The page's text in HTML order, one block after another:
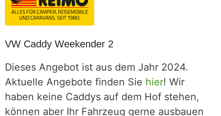
VW Caddy Weekender 2
Dieses Angebot ist aus dem Jahr 2024.
Aktuelle Angebote finden Sie hier! Wir
haben keine Caddys auf dem Hof stehen,
können aber Ihr Fahrzeug gerne ausbauen